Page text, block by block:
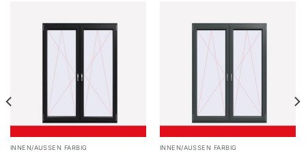
INNEN/AUSSEN FARBIG INNEN/AUSSEN FARBIG